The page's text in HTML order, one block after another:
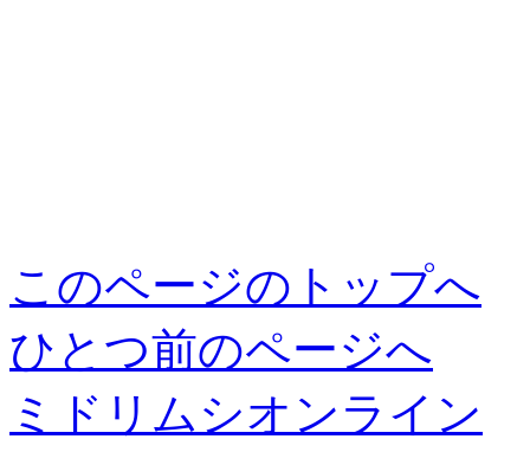
このページのトップへ
ひとつ前のページへ
ミドリムシオンライン